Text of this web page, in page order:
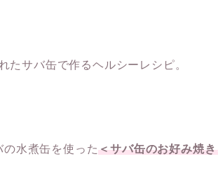
たサバ缶で作るヘルシーレシピ。
の水煮缶を使った＜サバ缶のお好み焼